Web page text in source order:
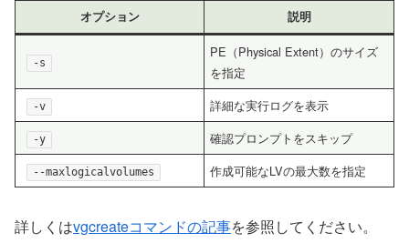
オプション 説明
-s
PE（Physical Extent）のサイズ
を指定
-v 詳細な実行ログを表示
-y 確認プロンプトをスキップ
--maxlogicalvolumes 作成可能なLVの最大数を指定
詳しくはvgcreateコマンドの記事を参照してください。